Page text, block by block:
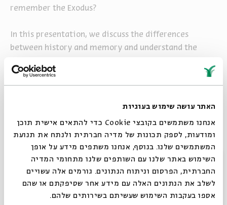
האתר עושה שימוש בעוגיות
אנחנו משתמשים בקובצי Cookie כדי להתאים אישית תוכן
ומודעות, לספק תכונות של מדיה חברתית ולנתח את תנועת
המשתמשים שלנו. בנוסף, אנחנו משתפים מידע על אופן
השימוש באתר שלנו עם השותפים שלנו מתחומי המדיה
החברתית, הפרסום וניתוח הנתונים. גורמים אלה עשויים
לשלב את הנתונים האלה עם מידע אחר שסיפקתם או שהם
אספו בעקבות השימוש שעשיתם בשירותים שלהם.
remember the Exodus?
In this presentation, we discuss the differences
between history and memory and understand the
its application on the Seder night.
Sources Share Add to calendar
Sign up for similar events
סגור